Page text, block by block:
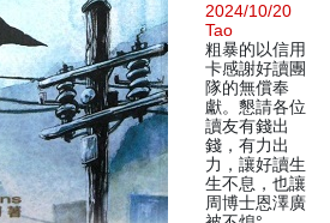
2024/10/20
Tao
粗暴的以信用
卡感謝好讀團
隊的無償奉
獻。懇請各位
讀友有錢出
錢，有力出
力，讓好讀生
生不息，也讓
周博士恩澤廣